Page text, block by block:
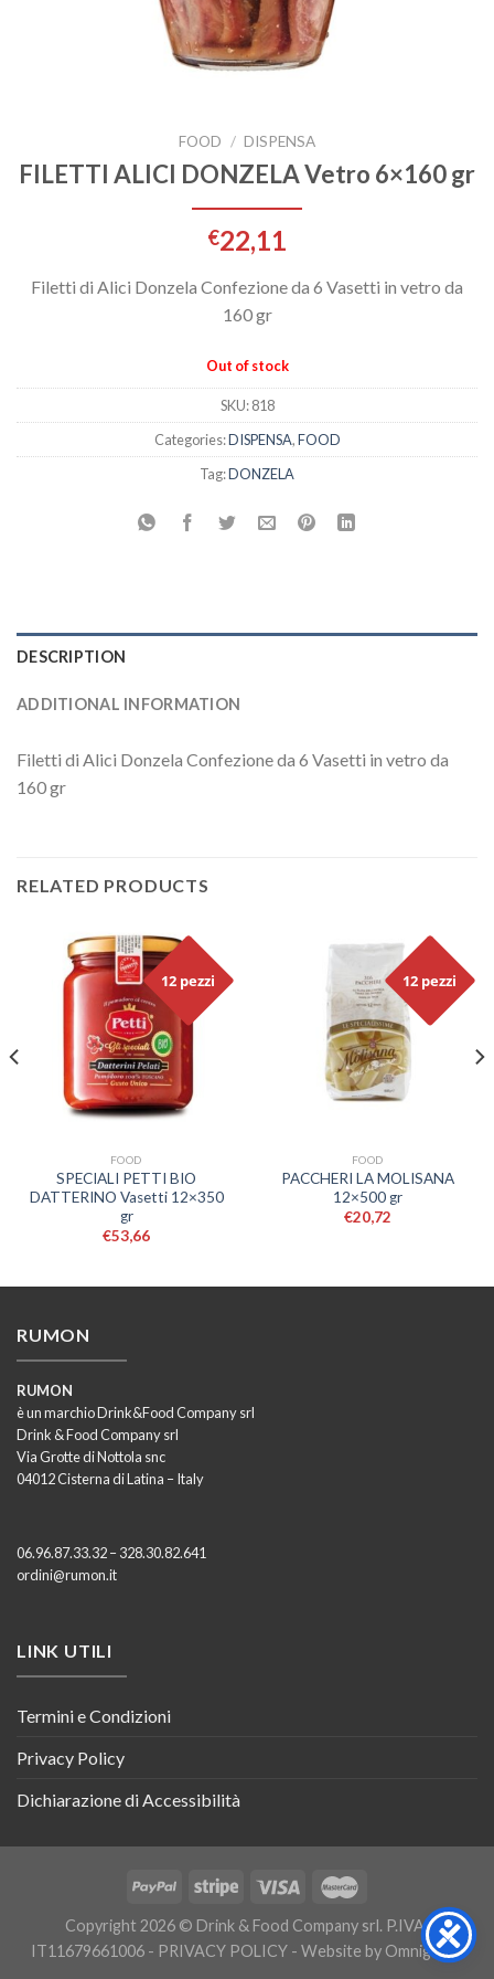
FOOD / DISPENSA
FILETTI ALICI DONZELA Vetro 6×160 gr
€22,11
Filetti di Alici Donzela Confezione da 6 Vasetti in vetro da
160 gr
Out of stock
SKU:818
Categories:DISPENSA,FOOD
Tag:DONZELA
DESCRIPTION
ADDITIONAL INFORMATION
Filetti di Alici Donzela Confezione da 6 Vasetti in vetro da
160 gr
RELATED PRODUCTS
12 pezzi
FOOD
SPECIALI PETTI BIO
DATTERINO Vasetti 12×350
gr
€53,66
12 pezzi
FOOD
PACCHERI LA MOLISANA
12×500 gr
€20,72
RUMON
RUMON
è un marchio Drink&Food Company srl
Drink & Food Company srl
Via Grotte di Nottola snc
04012 Cisterna di Latina – Italy
06.96.87.33.32 – 328.30.82.641
ordini@rumon.it
LINK UTILI
Termini e Condizioni
Privacy Policy
Dichiarazione di Accessibilità
Copyright 2026 © Drink & Food Company srl. P.IVA:
IT11679661006 - PRIVACY POLICY - Website by Omnigraph